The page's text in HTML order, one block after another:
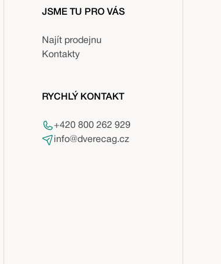
JSME TU PRO VÁS
Najít prodejnu
Kontakty
RYCHLÝ KONTAKT
+420 800 262 929
info@dverecag.cz